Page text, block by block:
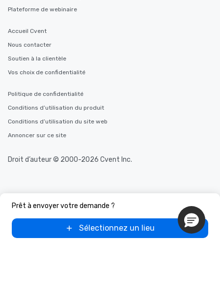
Prêt à envoyer votre demande ?
Sélectionnez un lieu
Plateforme de webinaire
Accueil Cvent
Nous contacter
Soutien à la clientèle
Vos choix de confidentialité
Politique de confidentialité
Conditions d’utilisation du produit
Conditions d’utilisation du site web
Annoncer sur ce site
Droit d’auteur © 2000-2026 Cvent Inc.